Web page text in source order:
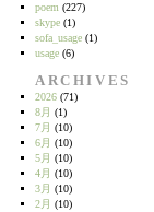
poem (227)
skype (1)
sofa_usage (1)
usage (6)
ARCHIVES
2026 (71)
8月 (1)
7月 (10)
6月 (10)
5月 (10)
4月 (10)
3月 (10)
2月 (10)